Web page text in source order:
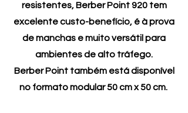
resistentes, Berber Point 920 tem
excelente custo-benefício, é à prova
de manchas e muito versátil para
ambientes de alto tráfego.
Berber Point também está disponível
no formato modular 50 cm x 50 cm.